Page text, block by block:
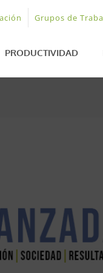
Grupos de
PRODUCTIVIDAD